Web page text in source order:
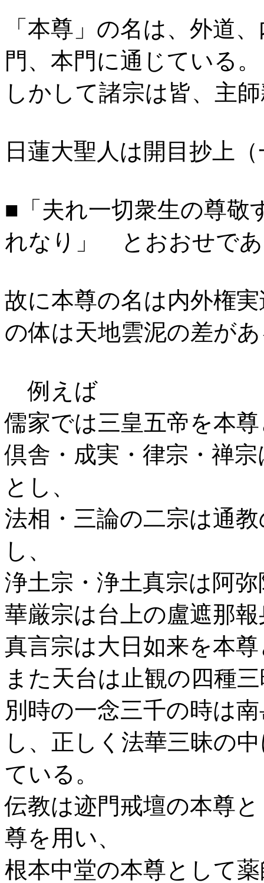
「本尊」の名は、外道
門、本門に通じている。
しかして諸宗は皆、主
日蓮大聖人は開目抄上
■「夫れ一切衆生の尊敬
れなり」 とおおせで
故に本尊の名は内外権
の体は天地雲泥の差が
例えば
儒家では三皇五帝を本
倶舎・成実・律宗・禅
とし、
法相・三論の二宗は通
し、
浄土宗・浄土真宗は阿
華厳宗は台上の盧遮那
真言宗は大日如来を本
また天台は止観の四種
別時の一念三千の時は
し、正しく法華三昧の
ている。
伝教は迹門戒壇の本尊
尊を用い、
根本中堂の本尊として